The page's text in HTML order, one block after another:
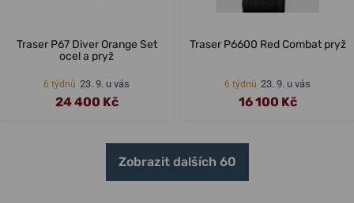
Traser P67 Diver Orange Set
ocel a pryž
6 týdnů 23. 9. u vás
24 400 Kč
Traser P6600 Red Combat pryž
6 týdnů 23. 9. u vás
16 100 Kč
Zobrazit dalších 60